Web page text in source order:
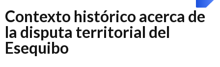
Contexto histórico acerca de
la disputa territorial del
Esequibo